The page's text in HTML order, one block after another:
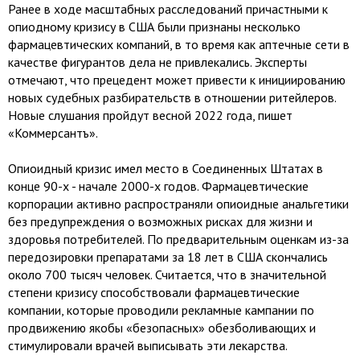
Ранее в ходе масштабных расследований причастными к
опиодному кризису в США были признаны несколько
фармацевтических компаний, в то время как аптечные сети в
качестве фигурантов дела не привлекались. Эксперты
отмечают, что прецедент может привести к инициированию
новых судебных разбирательств в отношении ритейлеров.
Новые слушания пройдут весной 2022 года, пишет
«Коммерсантъ».
Опиоидный кризис имел место в Соединенных Штатах в
конце 90-х - начале 2000-х годов. Фармацевтические
корпорации активно распространяли опиоидные анальгетики
без предупреждения о возможных рисках для жизни и
здоровья потребителей. По предварительным оценкам из-за
передозировки препаратами за 18 лет в США скончались
около 700 тысяч человек. Считается, что в значительной
степени кризису способствовали фармацевтические
компании, которые проводили рекламные кампании по
продвижению якобы «безопасных» обезболивающих и
стимулировали врачей выписывать эти лекарства.